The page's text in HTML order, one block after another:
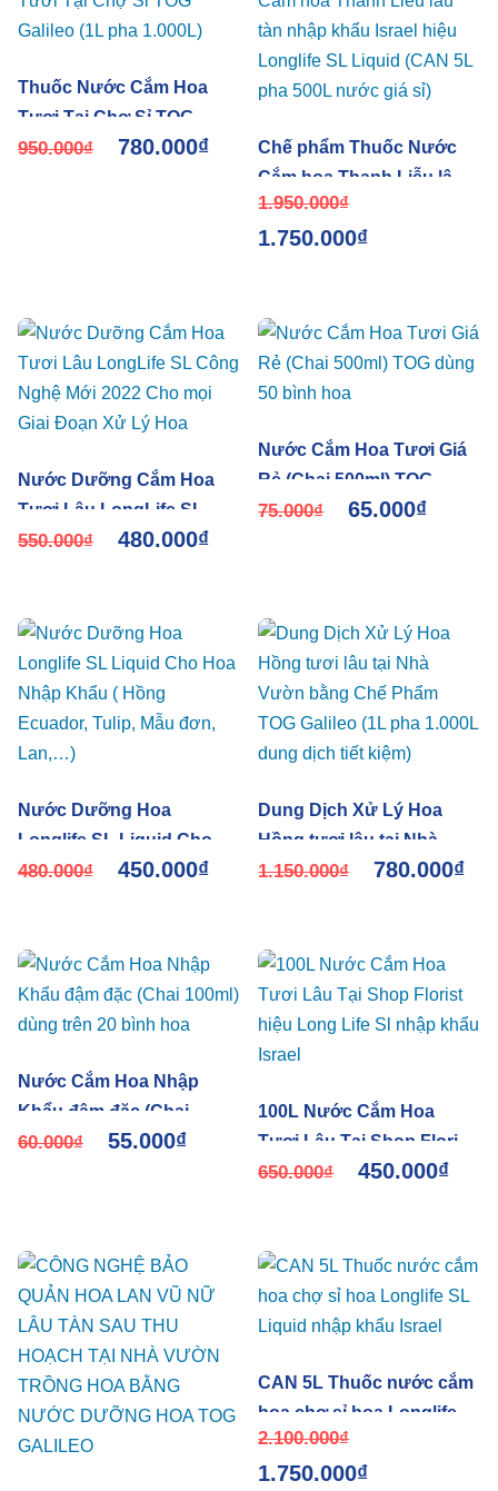
Thuốc Nước Cắm Hoa
Tươi Tại Chợ Sỉ TOG
Galileo (1L pha 1.000L)
950.000₫ 780.000₫
Chế phẩm Thuốc Nước
Cắm hoa Thanh Liễu lâu
tàn nhập khẩu Israel hiệu
Longlife SL Liquid (CAN
1.950.000₫
1.750.000₫
Nước Dưỡng Cắm Hoa
Tươi Lâu LongLife SL
Công Nghệ Mới 2022 Cho
550.000₫ 480.000₫
Nước Cắm Hoa Tươi Giá
Rẻ (Chai 500ml) TOG
dùng 50 bình hoa
75.000₫ 65.000₫
Nước Dưỡng Hoa
Longlife SL Liquid Cho
Hoa Nhập Khẩu ( Hồng
480.000₫ 450.000₫
Dung Dịch Xử Lý Hoa
Hồng tươi lâu tại Nhà
Vườn bằng Chế Phẩm
kiệm)
1.150.000₫ 780.000₫
Nước Cắm Hoa Nhập
Khẩu đậm đặc (Chai
100ml) dùng trên 20 bình
60.000₫ 55.000₫
100L Nước Cắm Hoa
Tươi Lâu Tại Shop Florist
hiệu Long Life Sl nhập
650.000₫ 450.000₫
CAN 5L Thuốc nước cắm
hoa chợ sỉ hoa Longlife
SL Liquid nhập khẩu
Israel
2.100.000₫
1.750.000₫